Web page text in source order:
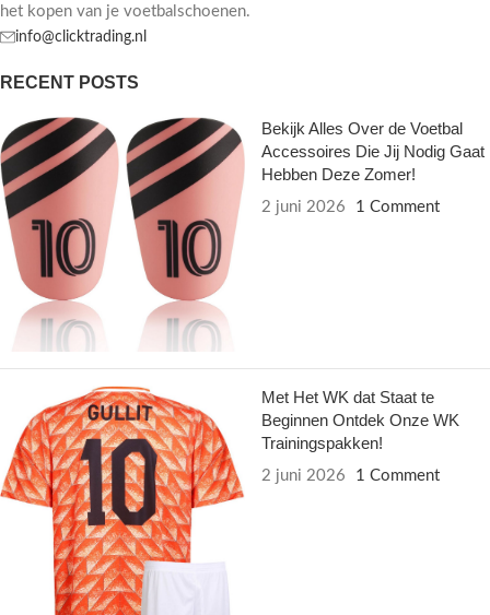
het kopen van je voetbalschoenen.
info@clicktrading.nl
RECENT POSTS
Bekijk Alles Over de Voetbal
Accessoires Die Jij Nodig Gaat
Hebben Deze Zomer!
2 juni 2026 1 Comment
Met Het WK dat Staat te
Beginnen Ontdek Onze WK
Trainingspakken!
2 juni 2026 1 Comment